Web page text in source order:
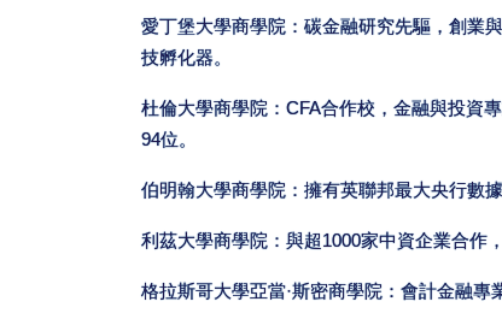
愛丁堡大學商學院：碳金融研究先驅，創業
技孵化器。
杜倫大學商學院：CFA合作校，金融與投資
94位。
伯明翰大學商學院：擁有英聯邦最大央行數
利茲大學商學院：與超1000家中資企業合作
格拉斯哥大學亞當·斯密商學院：會計金融專